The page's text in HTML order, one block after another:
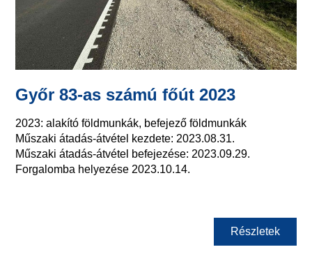
Győr 83-as számú főút 2023
2023: alakító földmunkák, befejező földmunkák
Műszaki átadás-átvétel kezdete: 2023.08.31.
Műszaki átadás-átvétel befejezése: 2023.09.29.
Forgalomba helyezése 2023.10.14.
Részletek